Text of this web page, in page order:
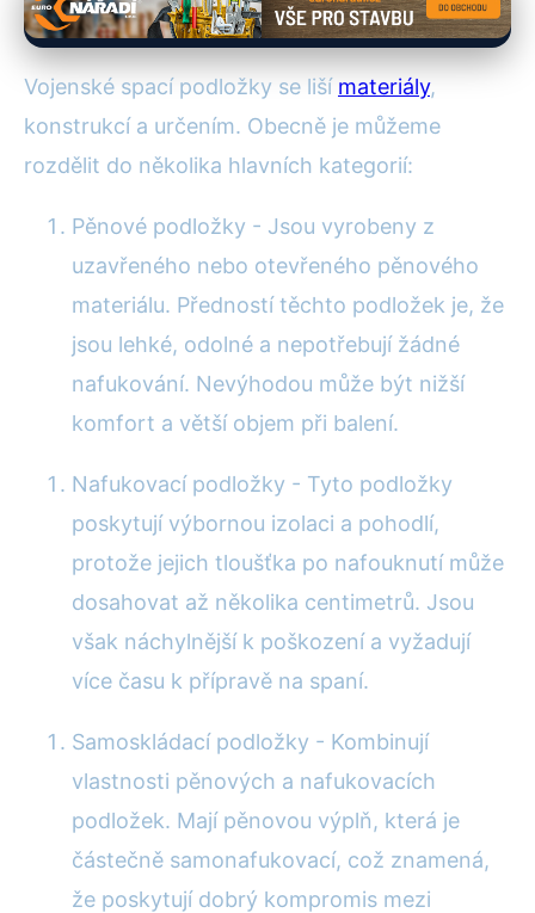
Vojenské spací podložky se liší materiály,
konstrukcí a určením. Obecně je můžeme
rozdělit do několika hlavních kategorií:
Pěnové podložky - Jsou vyrobeny z
uzavřeného nebo otevřeného pěnového
materiálu. Předností těchto podložek je, že
jsou lehké, odolné a nepotřebují žádné
nafukování. Nevýhodou může být nižší
komfort a větší objem při balení.
Nafukovací podložky - Tyto podložky
poskytují výbornou izolaci a pohodlí,
protože jejich tloušťka po nafouknutí může
dosahovat až několika centimetrů. Jsou
však náchylnější k poškození a vyžadují
více času k přípravě na spaní.
Samoskládací podložky - Kombinují
vlastnosti pěnových a nafukovacích
podložek. Mají pěnovou výplň, která je
částečně samonafukovací, což znamená,
že poskytují dobrý kompromis mezi